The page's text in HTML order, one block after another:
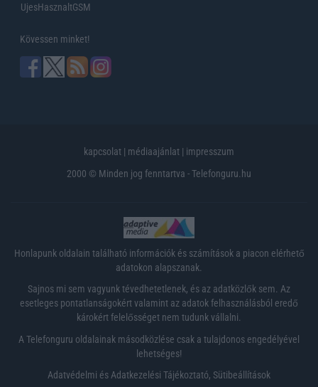
UjesHasznaltGSM
Kövessen minket!
kapcsolat | médiaajánlat | impresszum
2000 © Minden jog fenntartva - Telefonguru.hu
Honlapunk oldalain található információk és számítások a piacon elérhető
adatokon alapszanak.
Sajnos mi sem vagyunk tévedhetetlenek, és az adatközlők sem. Az
esetleges pontatlanságokért valamint az adatok felhasználásból eredő
károkért felelősséget nem tudunk vállalni.
A Telefonguru oldalainak másodközlése csak a tulajdonos engedélyével
lehetséges!
Adatvédelmi és Adatkezelési Tájékoztató, Sütibeállítások